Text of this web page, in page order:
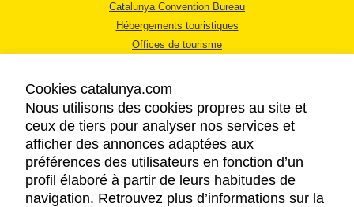
Catalunya Convention Bureau
Hébergements touristiques
Offices de tourisme
MENTIONS LÉGALES
RÈGLES DE CONFIDENTIALITÉ
COOKIES
Cookies catalunya.com
Nous utilisons des cookies propres au site et
ceux de tiers pour analyser nos services et
afficher des annonces adaptées aux
préférences des utilisateurs en fonction d’un
profil élaboré à partir de leurs habitudes de
navigation. Retrouvez plus d’informations sur la